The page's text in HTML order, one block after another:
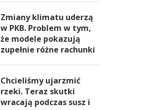
Zmiany klimatu uderzą
w PKB. Problem w tym,
że modele pokazują
zupełnie różne rachunki
Chcieliśmy ujarzmić
rzeki. Teraz skutki
wracają podczas susz i